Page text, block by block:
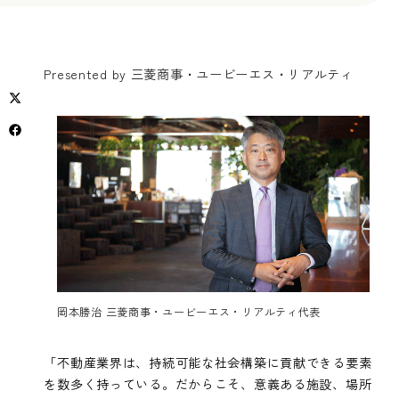
Presented by 三菱商事・ユービーエス・リアルティ
岡本勝治 三菱商事・ユービーエス・リアルティ代表
「不動産業界は、持続可能な社会構築に貢献できる要素
を数多く持っている。だからこそ、意義ある施設、場所